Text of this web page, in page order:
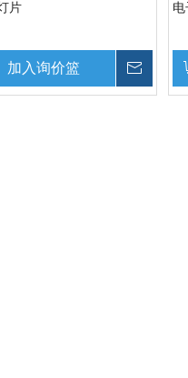
片
加入询价篮